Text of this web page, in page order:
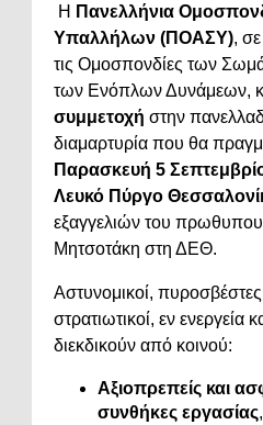
Η Πανελλήνια
Υπαλλήλων (ΠΟΑΣΥ),
τις Ομοσπονδίες των
των Ενόπλων Δυνάμεων,
συμμετοχή στην
διαμαρτυρία που θα
Παρασκευή 5
Λευκό Πύργο
εξαγγελιών του
Μητσοτάκη στη ΔΕΘ.
Αστυνομικοί, πυροσβέστες,
στρατιωτικοί, εν ενεργεία
διεκδικούν από κοινού:
Αξιοπρεπείς και
συνθήκες εργασίας